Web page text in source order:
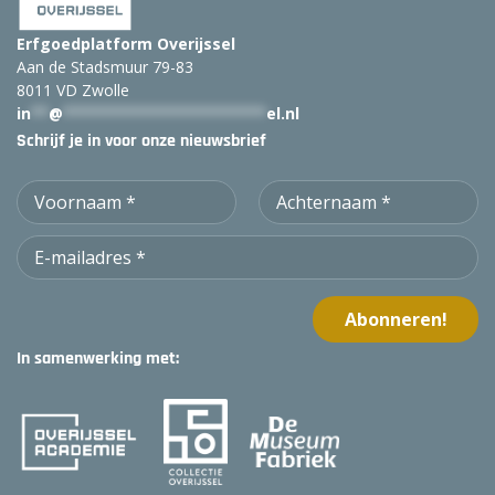
Erfgoedplatform Overijssel
Aan de Stadsmuur 79-83
8011 VD Zwolle
in
@ el.nl
Schrijf je in voor onze nieuwsbrief
In samenwerking met: